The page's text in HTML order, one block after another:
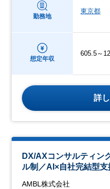
勤務地
東京都
想定年収
605.5～
詳
DX/AXコンサルティン
ル制／AI×自社完結型支
AMBL株式会社